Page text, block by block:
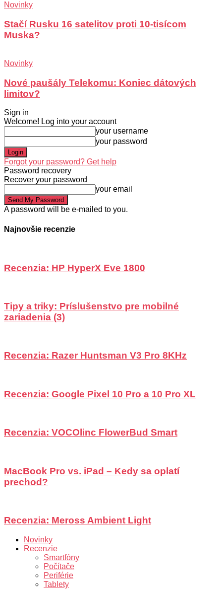
Novinky
Stačí Rusku 16 satelitov proti 10-tisícom
Muska?
Novinky
Nové paušály Telekomu: Koniec dátových
limitov?
Sign in
Welcome! Log into your account
your username
your password
Forgot your password? Get help
Password recovery
Recover your password
your email
A password will be e-mailed to you.
Najnovšie recenzie
Recenzia: HP HyperX Eve 1800
Tipy a triky: Príslušenstvo pre mobilné
zariadenia (3)
Recenzia: Razer Huntsman V3 Pro 8KHz
Recenzia: Google Pixel 10 Pro a 10 Pro XL
Recenzia: VOCOlinc FlowerBud Smart
MacBook Pro vs. iPad – Kedy sa oplatí
prechod?
Recenzia: Meross Ambient Light
Novinky
Recenzie
Smartfóny
Počítače
Periférie
Tablety